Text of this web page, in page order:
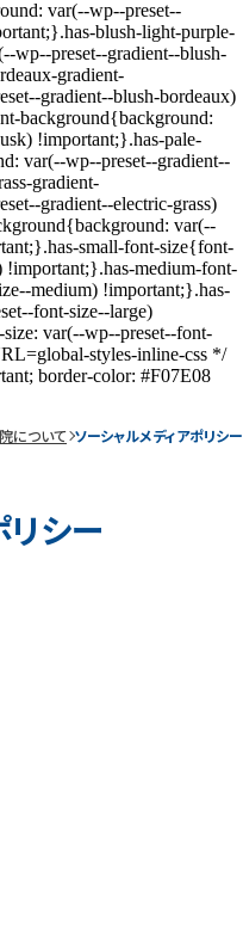
について ソーシャルメディアポリシー
リシー